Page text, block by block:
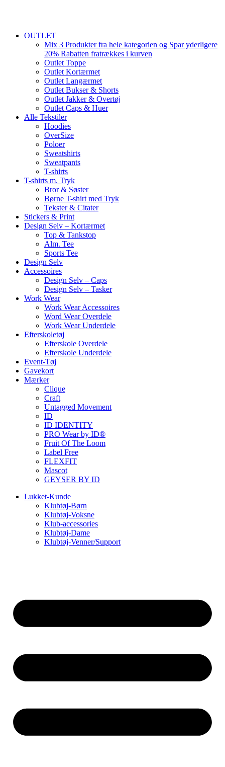
OUTLET
Mix 3 Produkter fra hele kategorien og Spar yderligere
20% Rabatten fratrækkes i kurven
Outlet Toppe
Outlet Kortærmet
Outlet Langærmet
Outlet Bukser & Shorts
Outlet Jakker & Overtøj
Outlet Caps & Huer
Alle Tekstiler
Hoodies
OverSize
Poloer
Sweatshirts
Sweatpants
T-shirts
T-shirts m. Tryk
Bror & Søster
Børne T-shirt med Tryk
Tekster & Citater
Stickers & Print
Design Selv – Kortærmet
Top & Tankstop
Alm. Tee
Sports Tee
Design Selv
Accessoires
Design Selv – Caps
Design Selv – Tasker
Work Wear
Work Wear Accessoires
Word Wear Overdele
Work Wear Underdele
Efterskoletøj
Efterskole Overdele
Efterskole Underdele
Event-Tøj
Gavekort
Mærker
Clique
Craft
Untagged Movement
ID
ID IDENTITY
PRO Wear by ID®
Fruit Of The Loom
Label Free
FLEXFIT
Mascot
GEYSER BY ID
Lukket-Kunde
Klubtøj-Børn
Klubtøj-Voksne
Klub-accessories
Klubtøj-Dame
Klubtøj-Venner/Support